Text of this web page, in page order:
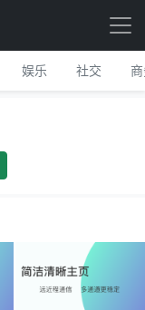
娱乐 社交